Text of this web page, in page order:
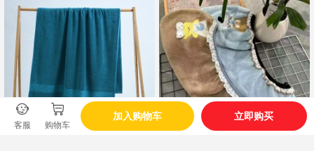
客服 购物车
加入购物车 立即购买